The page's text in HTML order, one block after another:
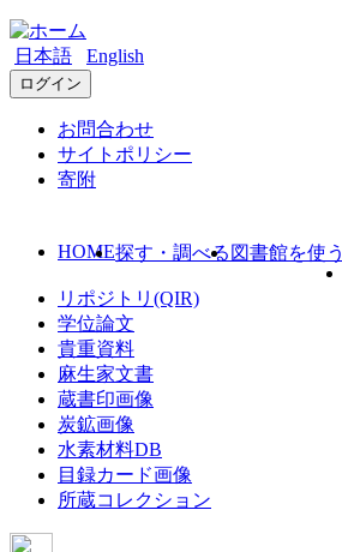
日本語 English
ログイン
お問合わせ
サイトポリシー
寄附
HOME探す・調べる 図書館を使う
リポジトリ(QIR)
学位論文
貴重資料
麻生家文書
蔵書印画像
炭鉱画像
水素材料DB
目録カード画像
所蔵コレクション